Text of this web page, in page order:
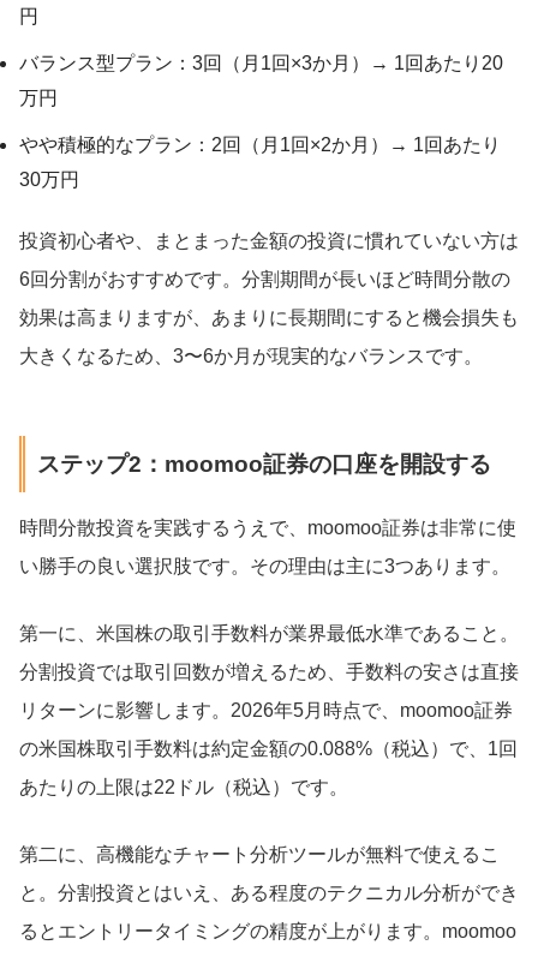
円
バランス型プラン：3回（月1回×3か月）→ 1回あたり20
万円
やや積極的なプラン：2回（月1回×2か月）→ 1回あたり
30万円
投資初心者や、まとまった金額の投資に慣れていない方は
6回分割がおすすめです。分割期間が長いほど時間分散の
効果は高まりますが、あまりに長期間にすると機会損失も
大きくなるため、3〜6か月が現実的なバランスです。
ステップ2：moomoo証券の口座を開設する
時間分散投資を実践するうえで、moomoo証券は非常に使
い勝手の良い選択肢です。その理由は主に3つあります。
第一に、米国株の取引手数料が業界最低水準であること。
分割投資では取引回数が増えるため、手数料の安さは直接
リターンに影響します。2026年5月時点で、moomoo証券
の米国株取引手数料は約定金額の0.088%（税込）で、1回
あたりの上限は22ドル（税込）です。
第二に、高機能なチャート分析ツールが無料で使えるこ
と。分割投資とはいえ、ある程度のテクニカル分析ができ
るとエントリータイミングの精度が上がります。moomoo